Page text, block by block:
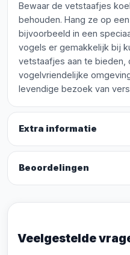
Bewaar de vetstaafjes
behouden. Hang ze op
bijvoorbeeld in een
vogels er gemakkelijk bij
vetstaafjes aan te bieden,
vogelvriendelijke
levendige bezoek van
Extra informatie
Beoordelingen
Veelgestelde